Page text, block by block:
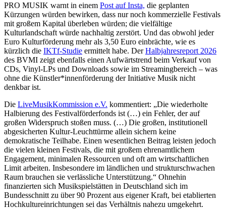
PRO MUSIK warnt in einem Post auf Insta, die geplanten
Kürzungen würden bewirken, dass nur noch kommerzielle Festivals
mit großem Kapital überleben würden; die vielfältige
Kulturlandschaft würde nachhaltig zerstört. Und das obwohl jeder
Euro Kulturförderung mehr als 3,50 Euro einbrächte, wie es
kürzlich die IKTf-Studie ermittelt habe. DerHalbjahresreport 2026
des BVMI zeigt ebenfalls einen Aufwärtstrend beim Verkauf von
CDs, Vinyl-LPs und Downloads sowie im Streamingbereich – was
ohne die Künstler*innenförderung der Initiative Musik nicht
denkbar ist.
Die LiveMusikKommission e.V. kommentiert: „Die wiederholte
Halbierung des Festivalförderfonds ist (…) ein Fehler, der auf
großen Widerspruch stoßen muss. (…) Die großen, institutionell
abgesicherten Kultur-Leuchttürme allein sichern keine
demokratische Teilhabe. Einen wesentlichen Beitrag leisten jedoch
die vielen kleinen Festivals, die mit großem ehrenamtlichem
Engagement, minimalen Ressourcen und oft am wirtschaftlichen
Limit arbeiten. Insbesondere im ländlichen und strukturschwachen
Raum brauchen sie verlässliche Unterstützung.“ Ohnehin
finanzierten sich Musikspielstätten in Deutschland sich im
Bundesschnitt zu über 90 Prozent aus eigener Kraft, bei etablierten
Hochkultureinrichtungen sei das Verhältnis nahezu umgekehrt.